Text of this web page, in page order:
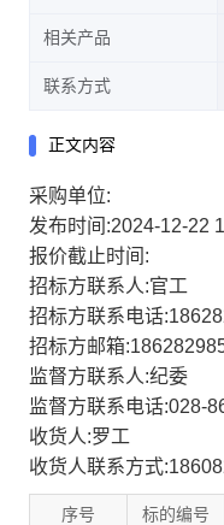
相关产品
联系方式
正文内容
采购单位:
发布时间:2024-12-22
报价截止时间:
招标方联系人:官工
招标方联系电话
招标方邮箱
监督方联系人:纪委
监督方联系电话:028-
收货人:罗工
收货人联系方式
序号 标的编号